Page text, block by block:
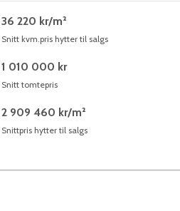
36 220 kr/m²
Snitt kvm.pris hytter til salgs
1 010 000 kr
Snitt tomtepris
2 909 460 kr/m²
Snittpris hytter til salgs